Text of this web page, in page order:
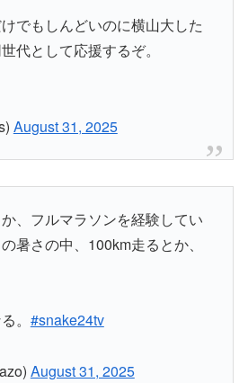
でもしんどいのに横山大した
代として応援するぞ。
August 31, 2025
、フルマラソンを経験してい
暑さの中、100km走るとか、
。 #snake24tv
August 31, 2025